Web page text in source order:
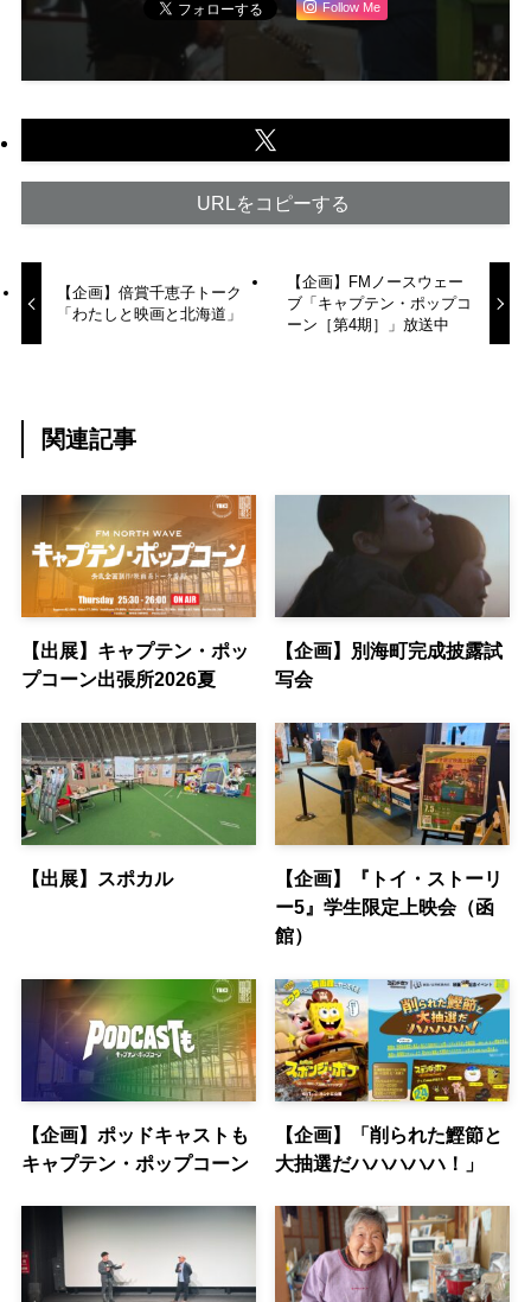
Follow Me
URLをコピーする
【企画】倍賞千恵子トーク
「わたしと映画と北海道」
【企画】FMノースウェー
ブ「キャプテン・ポップコ
ーン［第4期］」放送中
関連記事
【出展】キャプテン・ポッ
プコーン出張所2026夏
【企画】別海町完成披露試
写会
【出展】スポカル
【企画】『トイ・ストーリ
ー5』学生限定上映会（函
館）
【企画】ポッドキャストも
キャプテン・ポップコーン
【企画】「削られた鰹節と
大抽選だハハハハハ！」